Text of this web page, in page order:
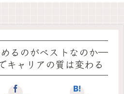
るのがベストなのか―
キャリアの質は変わる